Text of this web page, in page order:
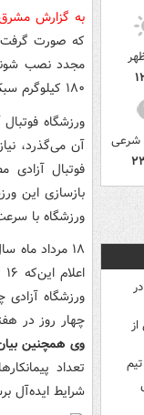
شرعی
به گزارش
که صورت
مجدد نصب
۱۸۰ کیلوگرم سبک‌سازی انجام می‌شود.
آن می‌گذرد،
فوتبال آزادی
بازسازی این
ورزشگاه با
۱۸ مرداد
ورزشگاه آزادی
چهار روز در
وی همچنین
تعداد
شرایط ایده‌آل